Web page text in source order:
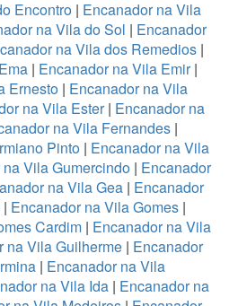
Encontro | Encanador na Vila
na Vila do Sol | Encanador
na Vila dos Remedios |
| Encanador na Vila Emir|
Ernesto| Encanador na Vila
na Vila Ester| Encanador na
na Vila Fernandes |
Pinto | Encanador na Vila
Vila Gumercindo | Encanador
na Vila Gea| Encanador
| Encanador na Vila Gomes|
Cardim| Encanador na Vila
na Vila Guilherme| Encanador
| Encanador na Vila
na Vila Ida| Encanador na